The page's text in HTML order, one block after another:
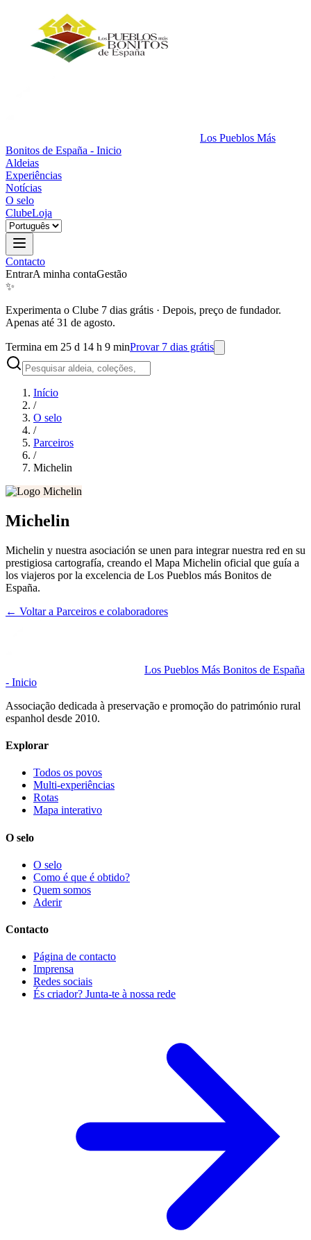
Los Pueblos Más
Bonitos de España - Inicio
Aldeias
Experiências
Notícias
O selo
ClubeLoja
Contacto
EntrarA minha contaGestão
✨
Experimenta o Clube 7 dias grátis · Depois, preço de fundador.
Apenas até 31 de agosto.
Termina em 25 d 14 h 9 minProvar 7 dias grátis
Início
/
O selo
/
Parceiros
/
Michelin
Michelin
Michelin y nuestra asociación se unen para integrar nuestra red en su
prestigiosa cartografía, creando el Mapa Michelin oficial que guía a
los viajeros por la excelencia de Los Pueblos más Bonitos de
España.
← Voltar a Parceiros e colaboradores
Los Pueblos Más Bonitos de España
- Inicio
Associação dedicada à preservação e promoção do património rural
espanhol desde 2010.
Explorar
Todos os povos
Multi-experiências
Rotas
Mapa interativo
O selo
O selo
Como é que é obtido?
Quem somos
Aderir
Contacto
Página de contacto
Imprensa
Redes sociais
És criador? Junta-te à nossa rede